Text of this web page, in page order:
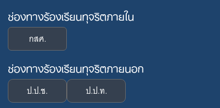
ช่องทางร้องเรียนทุจริตภายใน
กสศ.
ช่องทางร้องเรียนทุจริตภายนอก
ป.ป.ช. ป.ป.ท.